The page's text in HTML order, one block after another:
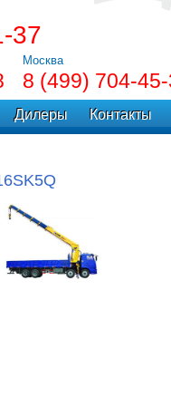
37
Москва
8 (499) 704-
Дилеры Контакты